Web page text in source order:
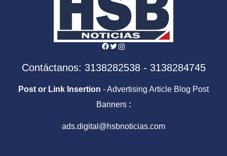
Facebook
Twitter
Instagram
Contáctanos: 3138282538 - 3138284745
Post or Link Insertion - Advertising Article Blog Post
Banners :
ads.digital@hsbnoticias.com